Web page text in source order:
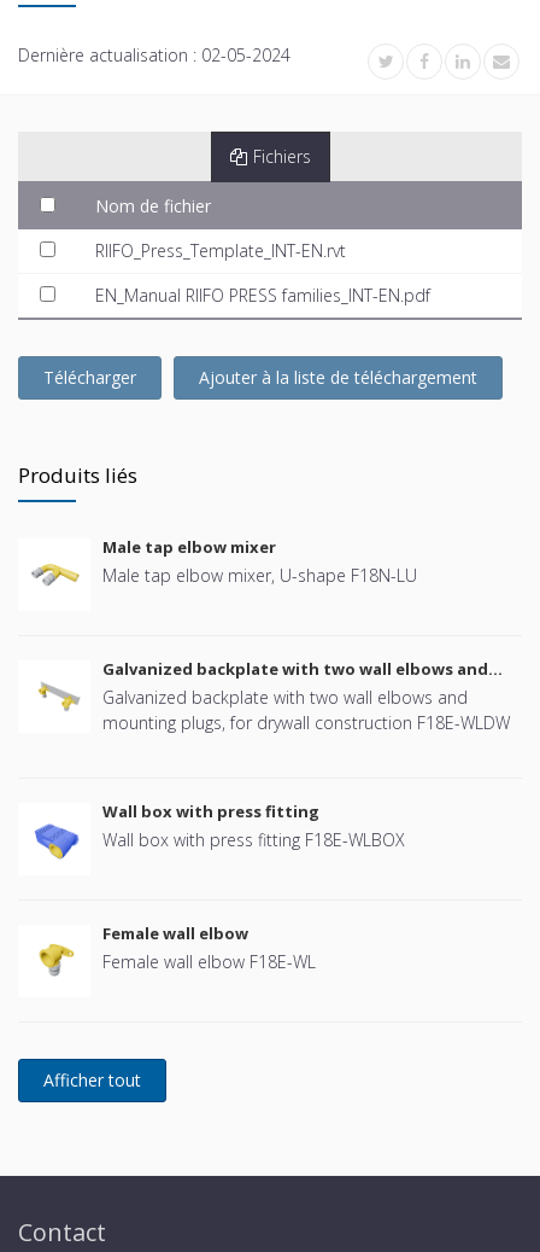
Dernière actualisation : 02-05-2024
Fichiers
Nom de fichier
RIIFO_Press_Template_INT-EN.rvt
EN_Manual RIIFO PRESS families_INT-EN.pdf
Télécharger Ajouter à la liste de téléchargement
Produits liés
Male tap elbow mixer
Male tap elbow mixer, U-shape F18N-LU
Galvanized backplate with two wall elbows and
mounting plugs
Galvanized backplate with two wall elbows and
mounting plugs, for drywall construction F18E-WLDW
Wall box with press fitting
Wall box with press fitting F18E-WLBOX
Female wall elbow
Female wall elbow F18E-WL
Contact